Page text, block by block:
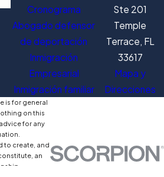
Cronograma
Abogado defensor
de deportación
Inmigración
Empresarial
Inmigración familiar
Ste 201
Temple
Terrace, FL
33617
Mapa y
Direcciones
is for general
on this
for any
to create, and
an